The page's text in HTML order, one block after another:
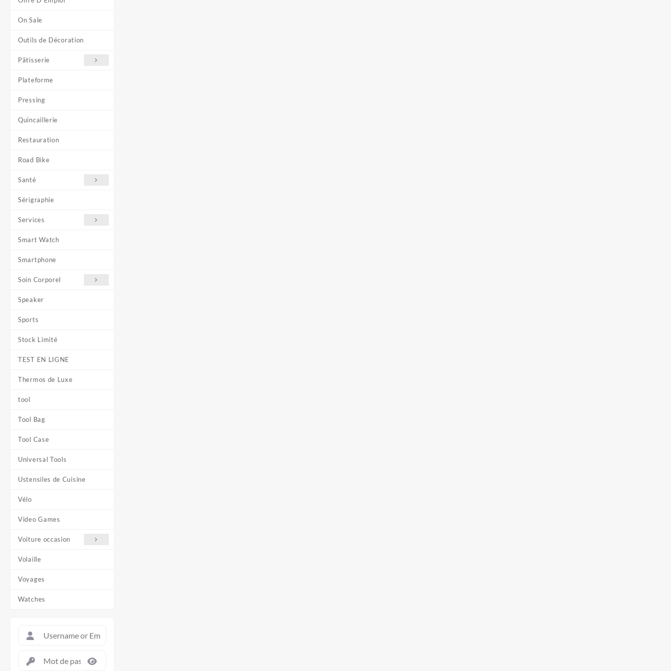
On Sale
Outils de Décoration
Pâtisserie
Plateforme
Pressing
Quincaillerie
Restauration
Road Bike
Santé
Sérigraphie
Services
Smart Watch
Smartphone
Soin Corporel
Speaker
Sports
Stock Limité
TEST EN LIGNE
Thermos de Luxe
tool
Tool Bag
Tool Case
Universal Tools
Ustensiles de Cuisine
Vélo
Video Games
Voiture occasion
Volaille
Voyages
Watches